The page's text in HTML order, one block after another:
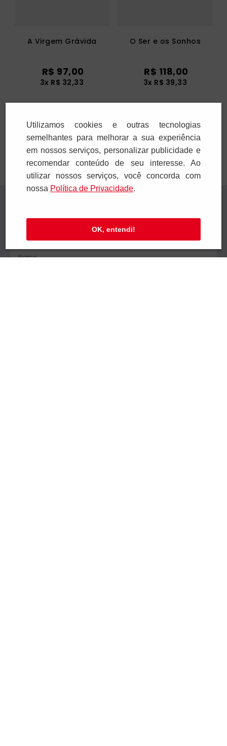
A Virgem Grávida
R$ 97,00
3x R$ 32,33
O Ser e os Sonhos
R$ 118,00
3x R$ 39,33
Preencha seus dados e receba novidades em
seu e-mail.
Utilizamos cookies e outras tecnologias
semelhantes para melhorar a sua experiência
em nossos serviços, personalizar publicidade e
recomendar conteúdo de seu interesse. Ao
utilizar nossos serviços, você concorda com
nossa Polí­tica de Privacidade.
OK, entendi!